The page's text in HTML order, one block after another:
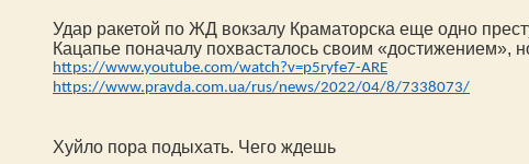
Удар ракетой по ЖД вокзалу Краматорска еще одно
Кацапье поначалу похвасталось своим «достижением»,
https://www.youtube.com/watch?v=p5ryfe7-ARE
https://www.pravda.com.ua/rus/news/2022/04/8/7338073/
Хуйло пора подыхать. Чего ждешь